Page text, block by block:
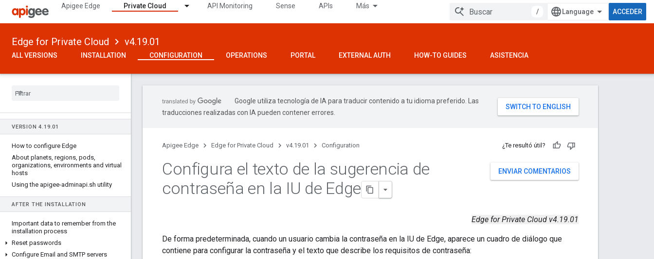
Apigee Edge Private Cloud API Monitoring Sense APIs Más
/ ACCEDER
Edge for Private Cloud v4.19.01
ALL VERSIONS INSTALLATION CONFIGURATION OPERATIONS PORTAL EXTERNAL AUTH HOW-TO GUIDES ASISTENCIA
VERSION 4.19.01
How to configure Edge
About planets, regions, pods,
organizations, environments and virtual
hosts
Using the apigee-adminapi.sh utility
AFTER THE INSTALLATION
Important data to remember from the
installation process
Reset passwords
Configure Email and SMTP servers
Google utiliza tecnología de IA para traducir contenido a tu idioma preferido. Las
traducciones realizadas con IA pueden contener errores.
Apigee Edge Edge for Private Cloud v4.19.01 Configuration ¿Te resultó útil?
ENVIAR COMENTARIOS
Configura el texto de la sugerencia de
contraseña en la IU de Edge
Edge for Private Cloud v4.19.01
De forma predeterminada, cuando un usuario cambia la contraseña en la IU de Edge, aparece un cuadro de diálogo que
contiene para configurar la contraseña y el texto que describe los requisitos de contraseña: